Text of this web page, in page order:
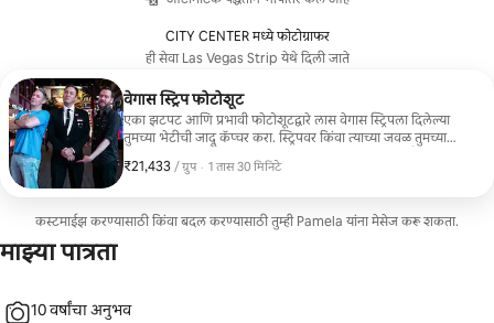
CITY CENTER मध्ये फोटोग्राफर
ही सेवा Las Vegas Strip येथे दिली जाते
वेगास स्ट्रिप फोटोशूट
एका झटपट आणि प्रभावी फोटोशूटद्वारे लास वेगास स्ट्रिपला दिलेल्या
तुमच्या भेटीची जादू कॅप्चर करा. स्ट्रिपवर किंवा त्याच्या जवळ तुमच्या
पोझेस आणि उत्साहवर्धक, तणावमुक्त अनुभवाचा आनंद घ्या.
₹21,433 / ग्रुप
₹21,433, प्रति ग्रुप
, · 1 तास 30 मिनिटे
कस्टमाईझ करण्यासाठी किंवा बदल करण्यासाठी तुम्ही Pamela यांना मेसेज करू शकता.
माझ्या पात्रता
10 वर्षांचा अनुभव